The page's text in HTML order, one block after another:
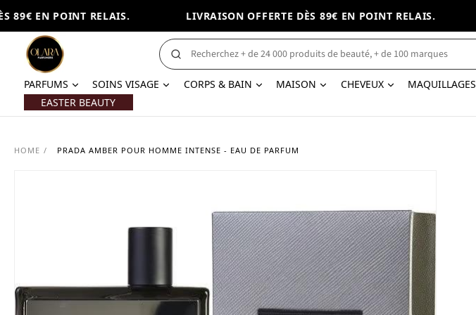
EN POINT RELAIS. LIVRAISON OFFERTE DÈS 89€ EN POINT RELAIS.
PARFUMS SOINS VISAGE CORPS & BAIN MAISON CHEVEUX MAQUILLAGES
EASTER BEAUTY
HOME / PRADA AMBER POUR HOMME INTENSE - EAU DE PARFUM